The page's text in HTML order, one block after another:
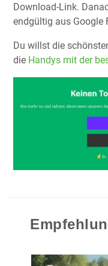
Download-Link.
endgültig aus Google
Du willst die
die Handys mit der